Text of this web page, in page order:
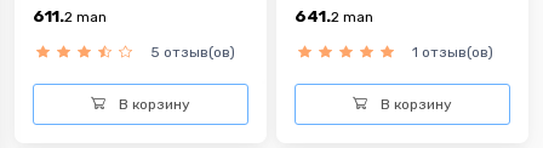
611.2 man
5 отзыв(ов)
В корзину
641.2 man
1 отзыв(ов)
В корзину